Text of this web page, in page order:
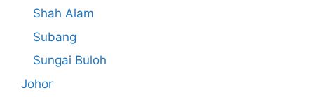
Shah Alam
Subang
Sungai Buloh
Johor